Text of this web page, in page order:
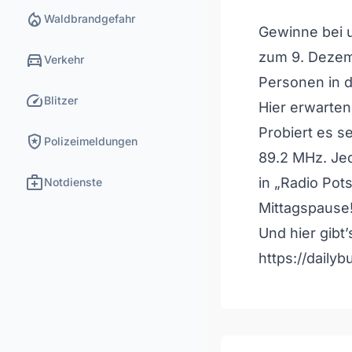
local_fire_department Waldbrandgefahr
directions_carVerkehr
speedBlitzer
local_police Polizeimeldungen
medical_servicesNotdienste
Gewinne bei
zum 9.
Personen in
Hier
Probiert es
89.2 MHz.
in „Radio
Und hier
https://